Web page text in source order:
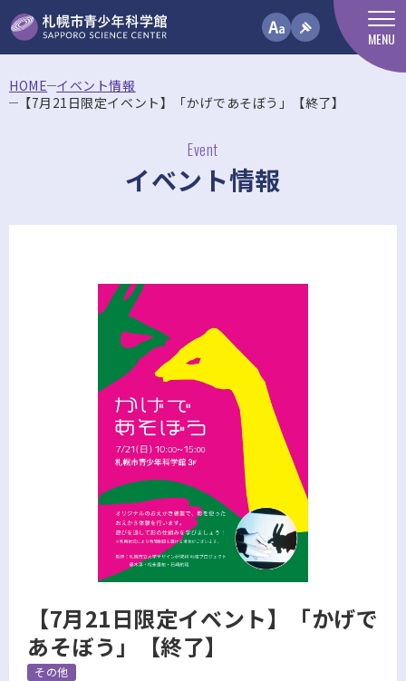
MENU
HOME イベント情報
【7月21日限定イベント】「かげであそぼう」【終了】
Event
イベント情報
【7月21日限定イベント】「かげで
あそぼう」【終了】
その他